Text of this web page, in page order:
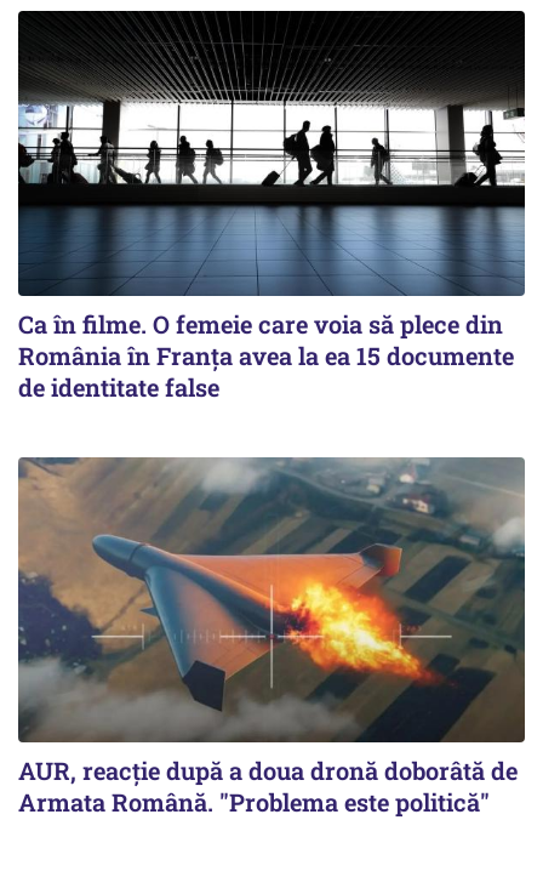
Ca în filme. O femeie care voia să plece din
România în Franţa avea la ea 15 documente
de identitate false
AUR, reacţie după a doua dronă doborâtă de
Armata Română. "Problema este politică"